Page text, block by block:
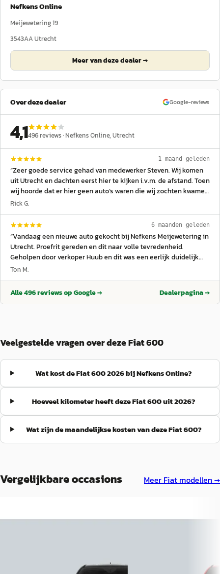
Nefkens Online
Meijewetering 19
3543AAUtrecht
Meer van deze dealer →
Over deze dealer Google-reviews
4,1496reviews ·Nefkens Online, Utrecht
1 maand geleden
“Zeer goede service gehad van medewerker Steven. Wij komen
uit Utrecht en dachten eerst hier te kijken i.v.m. de afstand. Toen
wij hoorde dat er hier geen auto’s waren die wij zochten kwamen
ze direct in actie en gingen zonder pardon een auto ophalen in
hebben gevoerd was de auto in Utrecht. Voordat wij de proefrit
konden maken hadden wij de verkoop al zo goed als rond.
Eerlijke zaak en zoals gezegd een prettige aankoop met waar
voor je geld. Zeker een aanrader als je een auto zoekt met
goede voorwaarde tegen een betaalbare prijs.
Rick G.
6 maanden geleden
“Vandaag een nieuwe auto gekocht bij Nefkens Meijewetering in
Utrecht. Proefrit gereden en dit naar volle tevredenheid.
Geholpen door verkoper Huub en dit was een eerlijk duidelijk
gesprek. Niet opdringerig en meedenkend. Hij deed
staat de auto klaar en eventueel eerder is ook prima. Een week
duurt heel lang. Huub bedankt voor je meedenken en tot
Ton M.
Alle496reviews op Google → Dealerpagina →
Veelgestelde vragen over deze Fiat 600
Wat kost de Fiat 600 2026 bij Nefkens Online?
Hoeveel kilometer heeft deze Fiat 600 uit 2026?
Wat zijn de maandelijkse kosten van deze Fiat 600?
Vergelijkbare occasions Meer Fiat modellen →
Fiat 600·2026 Fiat 600·2026